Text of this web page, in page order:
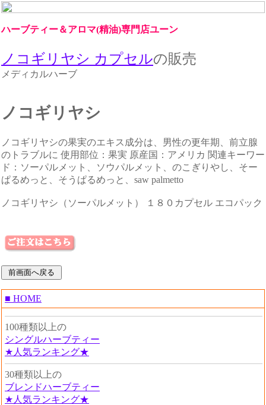
ハーブティー＆アロマ(精油)専門店ユーン
ノコギリヤシ カプセルの販売
メディカルハーブ
ノコギリヤシ
ノコギリヤシの果実のエキス成分は、男性の更年期、前立腺
のトラブルに 使用部位：果実 原産国：アメリカ 関連キーワー
ド：ソーパルメット、ソウパルメット、のこぎりやし、そー
ぱるめっと、そうぱるめっと、saw palmetto
ノコギリヤシ（ソーパルメット） １８０カプセル エコパック
■ HOME
100種類以上の
シングルハーブティー
★人気ランキング★
30種類以上の
ブレンドハーブティー
★人気ランキング★